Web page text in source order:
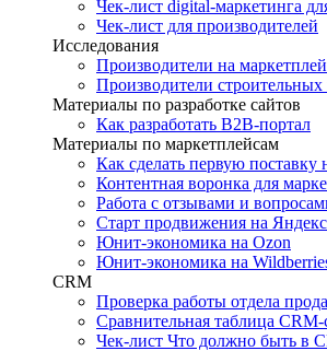
Чек-лист digital-маркетинга
Чек-лист для производителей
Исследования
Производители на
Производители строительных
Материалы по разработке сайтов
Как разработать B2B-портал
Материалы по маркетплейсам
Как сделать первую поставку
Контентная воронка для
Работа с отзывами и
Старт продвижения на
Юнит-экономика на Ozon
Юнит-экономика на
CRM
Проверка работы отдела
Сравнительная таблица CRM-
Чек-лист Что должно быть в